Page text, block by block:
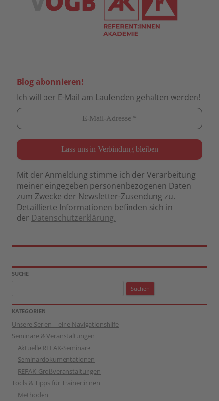
Blog abonnieren!
Ich will per E-Mail am Laufenden gehalten werden!
Mit der Anmeldung stimme ich der Verarbeitung
meiner eingegeben personenbezogenen Daten
zum Zwecke der Newsletter-Zusendung zu.
Detaillierte Informationen befinden sich in
der Datenschutzerklärung.
SUCHE
KATEGORIEN
Unsere Serien – eine Navigationshilfe
Seminare & Veranstaltungen
Aktuelle REFAK-Seminare
Seminardokumentationen
REFAK-Großveranstaltungen
Tools & Tipps für Trainer:innen
Methoden